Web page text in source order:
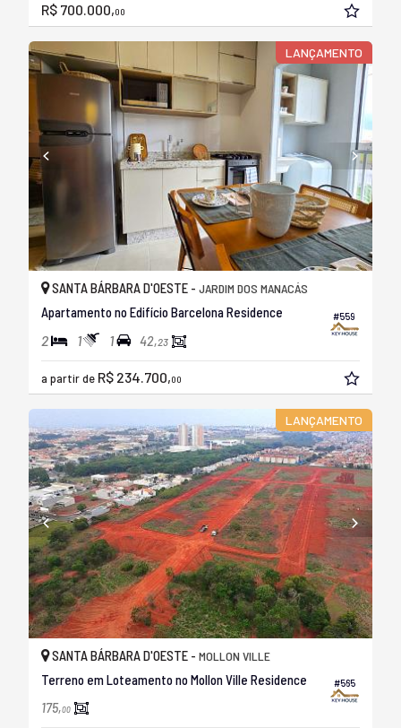
R$ 700.000,00
LANÇAMENTO
#559
SANTA BÁRBARA D'OESTE - JARDIM DOS MANACÁS
Apartamento no Edifício Barcelona Residence
2 1 1 42,23
a partir de R$ 234.700,00
LANÇAMENTO
#565
SANTA BÁRBARA D'OESTE - MOLLON VILLE
Terreno em Loteamento no Mollon Ville Residence
175,00